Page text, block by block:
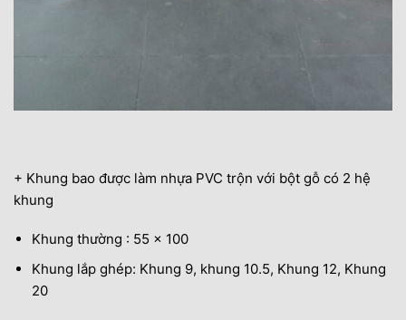
+ Khung bao được làm nhựa PVC trộn với bột gỗ có 2 hệ
khung
Khung thường : 55 x 100
Khung lắp ghép: Khung 9, khung 10.5, Khung 12, Khung
20